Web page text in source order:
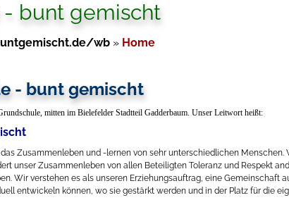
- bunt gemischt
wb» Home
- bunt gemischt
mitten im Bielefelder Stadtteil Gadderbaum. Unser Leitwort heißt:
Zusammenleben und -lernen von sehr unterschiedlichen
unser Zusammenleben von allen Beteiligten Toleranz und Respekt
Wir verstehen es als unseren Erziehungsauftrag, eine Gemeinschaft
entwickeln können, wo sie gestärkt werden und in der Platz für die